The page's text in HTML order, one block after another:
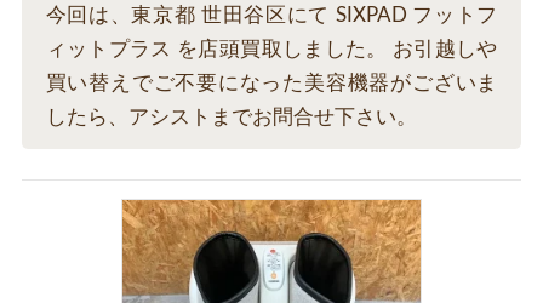
今回は、東京都 世田谷区にて SIXPAD フットフ
ィットプラス を店頭買取しました。 お引越しや
買い替えでご不要になった美容機器がございま
したら、アシストまでお問合せ下さい。